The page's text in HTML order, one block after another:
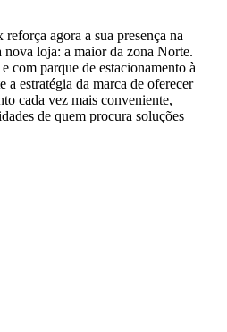
agora a sua presença na
nova loja: a maior da zona Norte.
com parque de estacionamento à
a estratégia da marca de oferecer
cada vez mais conveniente,
de quem procura soluções